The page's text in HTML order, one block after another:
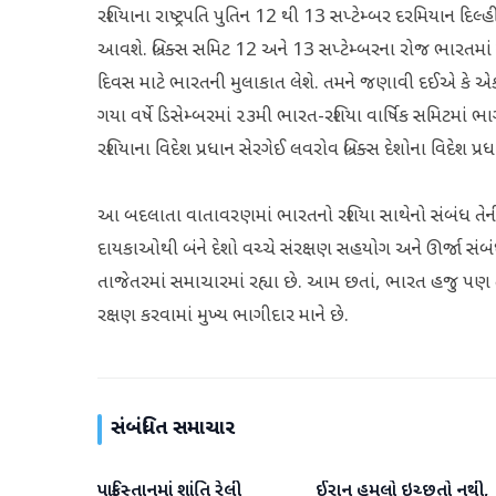
રશિયાના રાષ્ટ્રપતિ પુતિન 12 થી 13 સપ્ટેમ્બર દરમિયાન
આવશે. બ્રિક્સ સમિટ 12 અને 13 સપ્ટેમ્બરના રોજ ભારતમાં
દિવસ માટે ભારતની મુલાકાત લેશે. તમને જણાવી દઈએ કે
ગયા વર્ષે ડિસેમ્બરમાં ૨૩મી ભારત-રશિયા વાર્ષિક
રશિયાના વિદેશ પ્રધાન સેરગેઈ લવરોવ બ્રિક્સ દેશોના વિદેશ
આ બદલાતા વાતાવરણમાં ભારતનો રશિયા સાથેનો સંબંધ
દાયકાઓથી બંને દેશો વચ્ચે સંરક્ષણ સહયોગ અને ઊર્જા
તાજેતરમાં સમાચારમાં રહ્યા છે. આમ છતાં, ભારત હજુ પણ
રક્ષણ કરવામાં મુખ્ય ભાગીદાર માને છે.
સંબંધિત સમાચાર
આંતરરાષ્ટ્રીય આંતરરાષ્ટ્રીય